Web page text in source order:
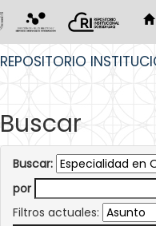
REPOSITORIO
Buscar
Buscar:
por
Filtros actuales: